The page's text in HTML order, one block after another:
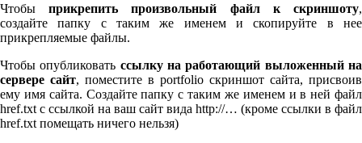
Чтобыприкрепить произвольный файл к скриншоту,
создайте папку с таким же именем и скопируйте в нее
прикрепляемые файлы.
Чтобы опубликовать ссылку на работающий выложенный на
сервере сайт, поместите в port­fo­lio скриншот сайта, присвоив
ему имя сайта. Создайте папку с таким же именем и в ней файл
href.txt с ссылкой на ваш сайт вида http://… (кроме ссылки в файл
href.txt помещать ничего нельзя)